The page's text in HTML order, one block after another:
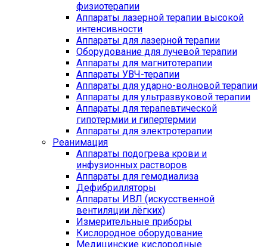
физиотерапии
Аппараты лазерной терапии высокой
интенсивности
Аппараты для лазерной терапии
Оборудование для лучевой терапии
Аппараты для магнитотерапии
Аппараты УВЧ-терапии
Аппараты для ударно-волновой терапии
Аппараты для ультразвуковой терапии
Аппараты для терапевтической
гипотермии и гипертермии
Аппараты для электротерапии
Реанимация
Аппараты подогрева крови и
инфузионных растворов
Аппараты для гемодиализа
Дефибрилляторы
Аппараты ИВЛ (искусственной
вентиляции лёгких)
Измерительные приборы
Кислородное оборудование
Медицинские кислородные